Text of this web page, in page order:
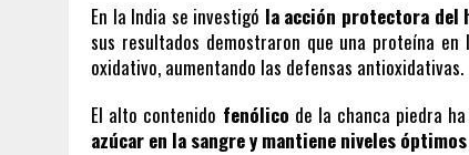
En la India se investigó la acción protectora del
sus resultados demostraron que una proteína
oxidativo, aumentando las defensas antioxidativas.
El alto contenido fenólico de la chanca piedra
azúcar en la sangre y mantiene niveles